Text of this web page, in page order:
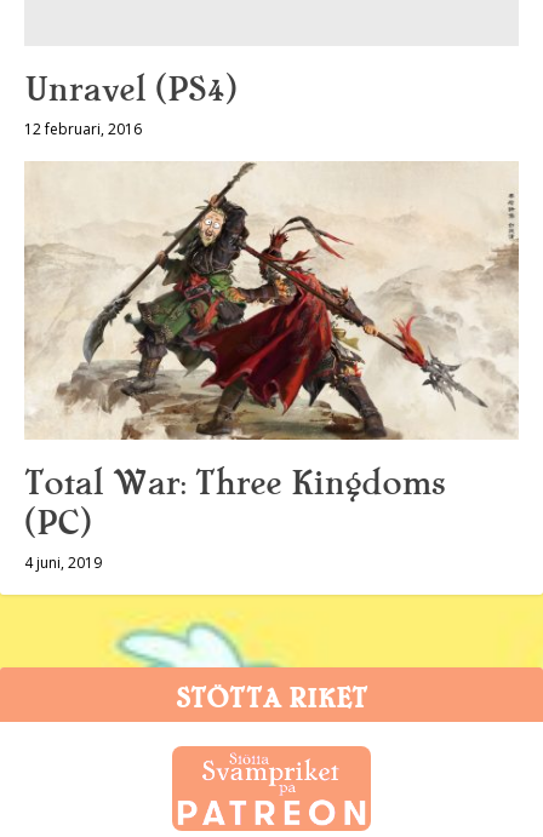
Unravel (PS4)
12 februari, 2016
Total War: Three Kingdoms
(PC)
4 juni, 2019
STÖTTA RIKET